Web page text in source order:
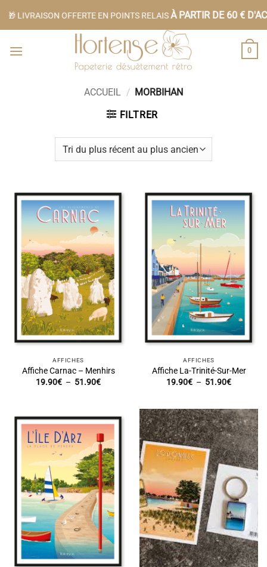
au
LIVRAISON OFFERTE EN POINTS RELAIS À PARTIR DE 60 €
0
ACCUEIL /
MORBIHAN
FILTRER
AFFICHES
Affiche Carnac – Menhirs
19.90€ – 51.90€Plage
51.90€
AFFICHES
Affiche La-Trinité-Sur-Mer
19.90€ – 51.90€Plage
à
51.90€